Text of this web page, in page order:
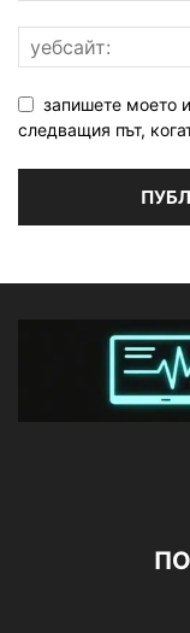
запишете моето
следващия път,